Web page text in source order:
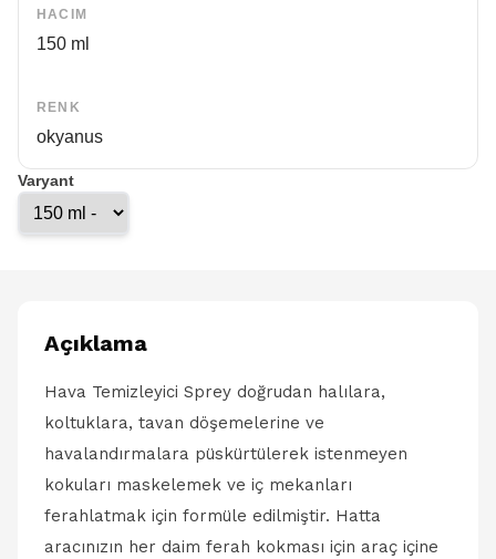
HACIM
150 ml
RENK
okyanus
Varyant
Açıklama
Hava Temizleyici Sprey doğrudan halılara,
koltuklara, tavan döşemelerine ve
havalandırmalara püskürtülerek istenmeyen
kokuları maskelemek ve iç mekanları
ferahlatmak için formüle edilmiştir. Hatta
aracınızın her daim ferah kokması için araç içine